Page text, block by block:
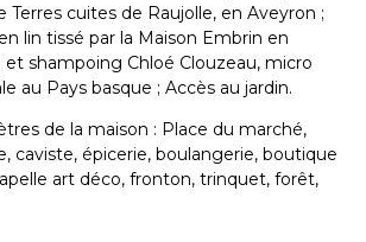
Terres cuites de Raujolle, en Aveyron ;
lin tissé par la Maison Embrin en
et shampoing Chloé Clouzeau, micro
au Pays basque ; Accès au jardin.
de la maison : Place du marché,
caviste, épicerie, boulangerie, boutique
art déco, fronton, trinquet, forêt,